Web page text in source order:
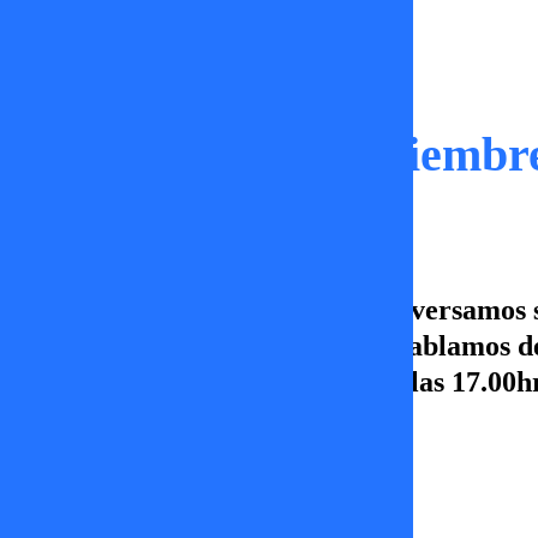
Sígueme | 17 de
En este capítulo de Sígueme,
el Miss Universo 2025, además
de Sígueme, de lunes a viernes a las